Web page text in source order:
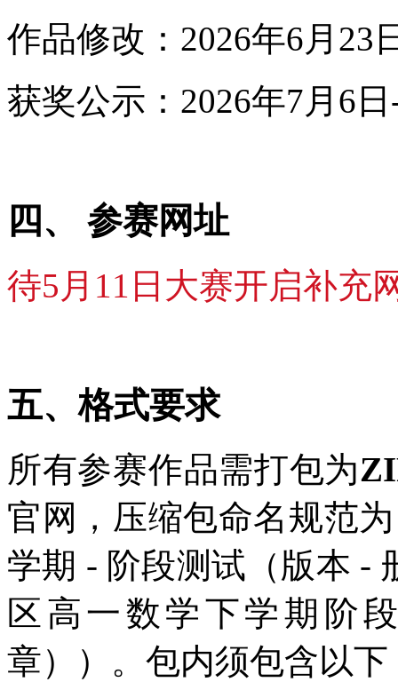
作品修改：2026年6月23
获奖公示：2026年7月6
四、 参赛网址
待5月11日大赛开启补充
五、格式要求
所有参赛作品需打包为
官网，压缩包命名规范
学期 - 阶段测试（版本 -
区高一数学下学期阶
章））。包内须包含以下